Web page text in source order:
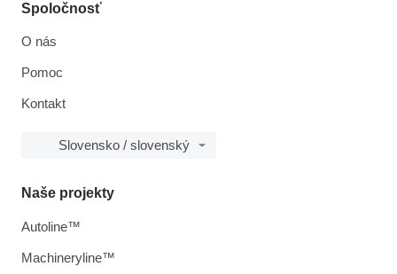
Spoločnosť
O nás
Pomoc
Kontakt
Slovensko / slovenský
Naše projekty
Autoline™
Machineryline™